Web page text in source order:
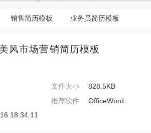
销售简历模板 业务员简历模板
风市场营销简历模板
文件大小
828.5KB
推荐软件
OfficeWord
18:34:11